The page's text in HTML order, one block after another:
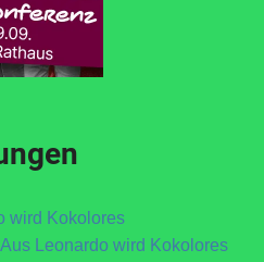
wird Kokolores
Aus Leonardo wird Kokolores